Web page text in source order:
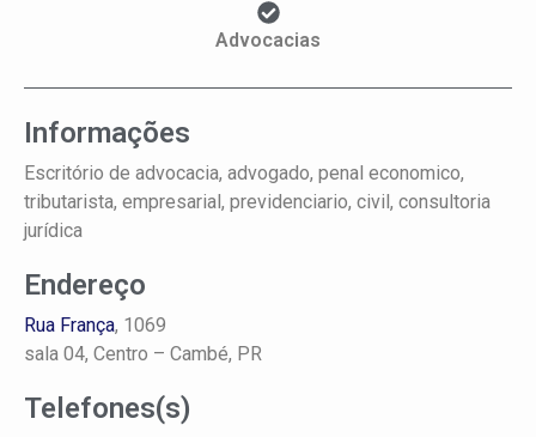
Advocacias
Informações
Escritório de advocacia, advogado, penal economico,
tributarista, empresarial, previdenciario, civil, consultoria
jurídica
Endereço
Rua França, 1069
sala 04, Centro – Cambé, PR
Telefones(s)